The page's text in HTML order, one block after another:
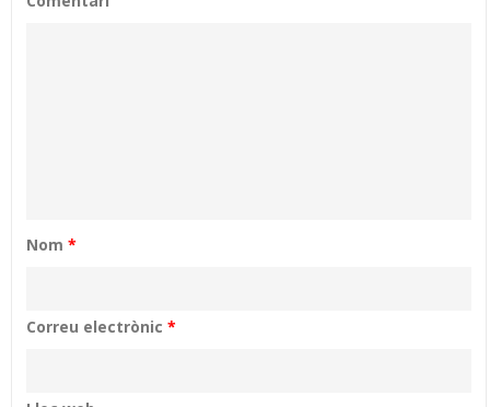
Nom *
Correu electrònic *